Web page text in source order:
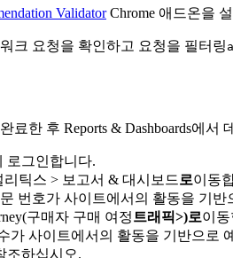
ValidatorChrome 애드온을
크 요청을 확인하고 요청을 필터링
완료한 후 Reports & Dashboards에
로그인합니다.
틱스 > 보고서 & 대시보드로이동
번호가 사이트에서의 활동을 기
구매자 구매 여정트래픽>)로이
가 사이트에서의 활동을 기반으로
조하십시오.